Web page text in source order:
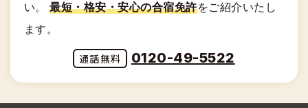
い。
最短・格安・安心の合宿免許をご紹介いたし
ます。
0120-49-5522